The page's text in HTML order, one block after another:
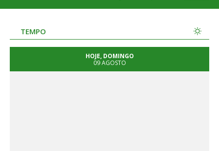
TEMPO
HOJE, DOMINGO
09 AGOSTO